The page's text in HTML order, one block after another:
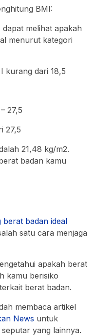
BMI:
melihat apakah
menurut kategori
kurang dari 18,5
27,5
27,5
21,48 kg/m2.
badan kamu
badan ideal
satu cara menjaga
apakah berat
kamu berisiko
berat badan.
membaca artikel
News untuk
yang lainnya.